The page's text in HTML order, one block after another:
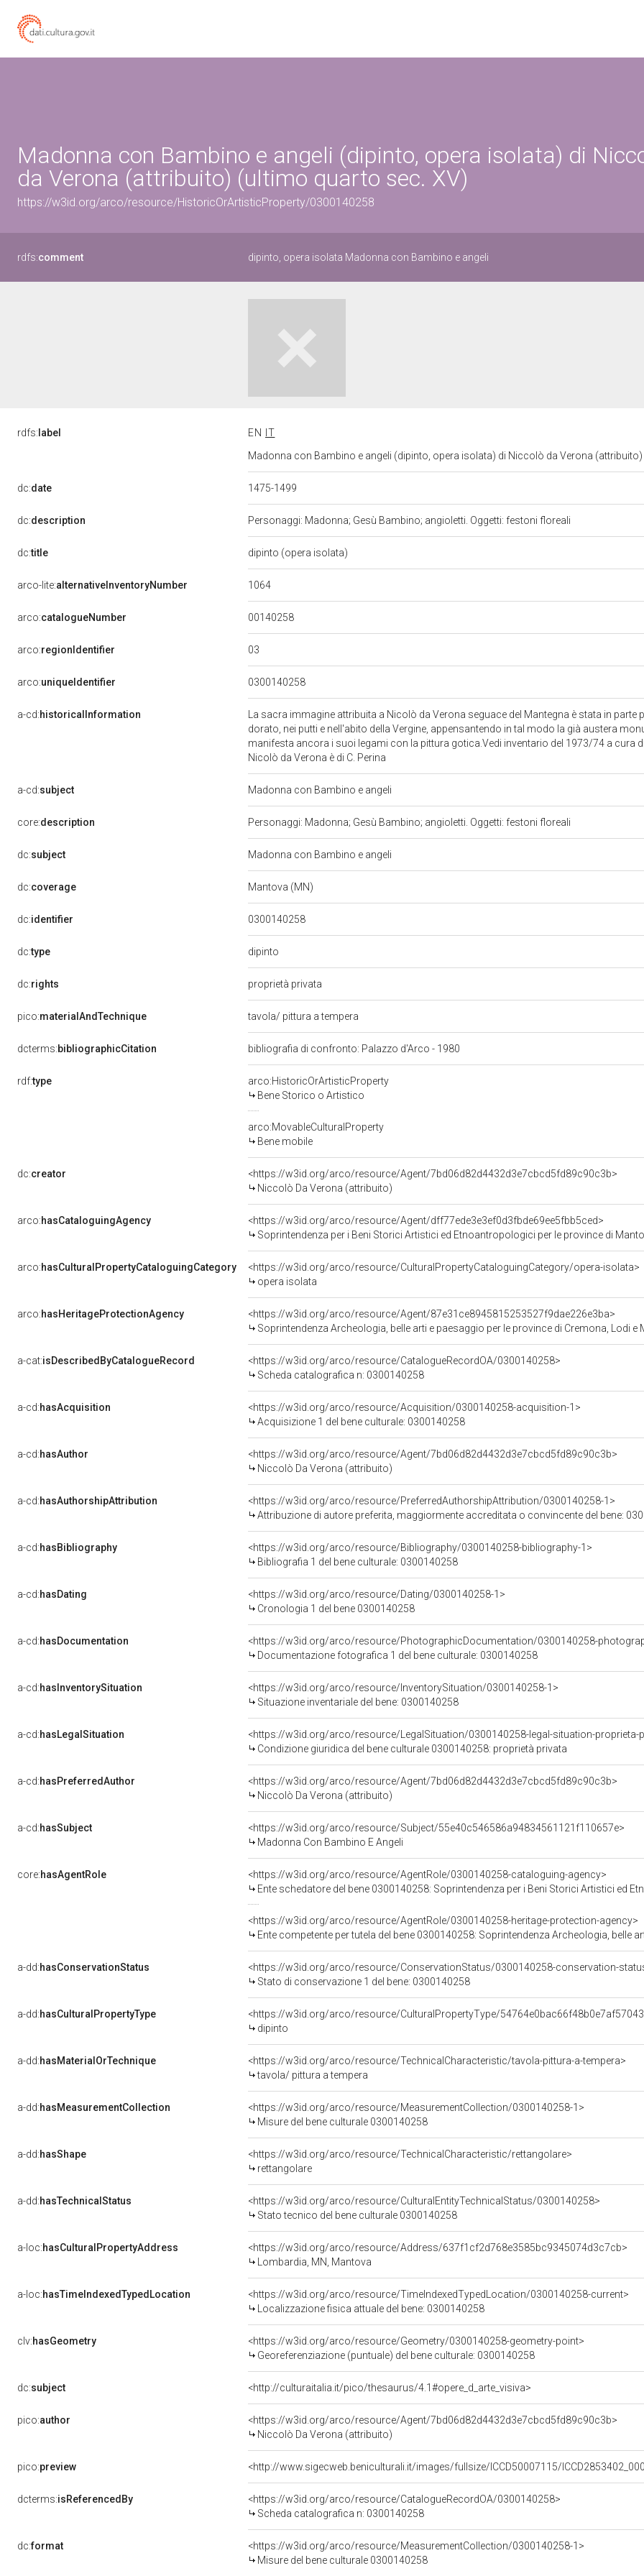
Madonna con Bambino e angeli (dipinto, opera isolata) di
da Verona (attribuito) (ultimo quarto sec. XV)
https://w3id.org/arco/resource/HistoricOrArtisticProperty/0300140258
rdfs:comment dipinto, opera isolata Madonna con Bambino e angeli
rdfs: label EN
IT
Madonna con Bambino e angeli (dipinto, opera isolata) di Niccolò da Verona
dc:date 1475-1499
dc:description Personaggi: Madonna; Gesù Bambino; angioletti. Oggetti: festoni floreali
dc:title dipinto (opera isolata)
arco-lite:alternativeInventoryNumber 1064
arco:catalogueNumber 00140258
arco:regionIdentifier 03
arco:uniqueIdentifier 0300140258
a-cd:historicalInformation
La sacra immagine attribuita a Nicolò da Verona seguace del Mantegna è stata in parte
dorato, nei putti e nell'abito della Vergine, appensantendo in tal modo la già austera
manifesta ancora i suoi legami con la pittura gotica.Vedi inventario del 1973/74 a cura
Nicolò da Verona è di C. Perina
a-cd:subject Madonna con Bambino e angeli
core:description Personaggi: Madonna; Gesù Bambino; angioletti. Oggetti: festoni floreali
dc:subject Madonna con Bambino e angeli
dc:coverage Mantova (MN)
dc:identifier 0300140258
dc:type dipinto
dc:rights proprietà privata
pico:materialAndTechnique tavola/ pittura a tempera
dcterms:bibliographicCitation bibliografia di confronto: Palazzo d'Arco - 1980
rdf:type
arco:HistoricOrArtisticProperty
Bene Storico o Artistico
arco:MovableCulturalProperty
Bene mobile
dc:creator
<https://w3id.org/arco/resource/Agent/7bd06d82d4432d3e7cbcd5fd89c90c3b>
Niccolò Da Verona (attribuito)
arco:hasCataloguingAgency
<https://w3id.org/arco/resource/Agent/dff77ede3e3ef0d3fbde69ee5fbb5ced>
Soprintendenza per i Beni Storici Artistici ed Etnoantropologici per le province di
arco:hasCulturalPropertyCataloguingCategory
<https://w3id.org/arco/resource/CulturalPropertyCataloguingCategory/opera-isolata>
opera isolata
arco:hasHeritageProtectionAgency
<https://w3id.org/arco/resource/Agent/87e31ce8945815253527f9dae226e3ba>
Soprintendenza Archeologia, belle arti e paesaggio per le province di Cremona, Lodi e
a-cat:isDescribedByCatalogueRecord
<https://w3id.org/arco/resource/CatalogueRecordOA/0300140258>
Scheda catalografica n: 0300140258
a-cd:hasAcquisition
<https://w3id.org/arco/resource/Acquisition/0300140258-acquisition-1>
Acquisizione 1 del bene culturale: 0300140258
a-cd:hasAuthor
<https://w3id.org/arco/resource/Agent/7bd06d82d4432d3e7cbcd5fd89c90c3b>
Niccolò Da Verona (attribuito)
a-cd:hasAuthorshipAttribution
<https://w3id.org/arco/resource/PreferredAuthorshipAttribution/0300140258-1>
Attribuzione di autore preferita, maggiormente accreditata o convincente del bene:
a-cd:hasBibliography
<https://w3id.org/arco/resource/Bibliography/0300140258-bibliography-1>
Bibliografia 1 del bene culturale: 0300140258
a-cd:hasDating
<https://w3id.org/arco/resource/Dating/0300140258-1>
Cronologia 1 del bene 0300140258
a-cd:hasDocumentation
<https://w3id.org/arco/resource/PhotographicDocumentation/0300140258-
Documentazione fotografica 1 del bene culturale: 0300140258
a-cd:hasInventorySituation
<https://w3id.org/arco/resource/InventorySituation/0300140258-1>
Situazione inventariale del bene: 0300140258
a-cd:hasLegalSituation
<https://w3id.org/arco/resource/LegalSituation/0300140258-legal-situation-proprieta-
Condizione giuridica del bene culturale 0300140258: proprietà privata
a-cd:hasPreferredAuthor
<https://w3id.org/arco/resource/Agent/7bd06d82d4432d3e7cbcd5fd89c90c3b>
Niccolò Da Verona (attribuito)
a-cd:hasSubject
<https://w3id.org/arco/resource/Subject/55e40c546586a94834561121f110657e>
Madonna Con Bambino E Angeli
core:hasAgentRole
<https://w3id.org/arco/resource/AgentRole/0300140258-cataloguing-agency>
Ente schedatore del bene 0300140258: Soprintendenza per i Beni Storici Artistici ed
<https://w3id.org/arco/resource/AgentRole/0300140258-heritage-protection-agency>
Ente competente per tutela del bene 0300140258: Soprintendenza Archeologia, belle
a-dd:hasConservationStatus
<https://w3id.org/arco/resource/ConservationStatus/0300140258-conservation-
Stato di conservazione 1 del bene: 0300140258
a-dd:hasCulturalPropertyType
<https://w3id.org/arco/resource/CulturalPropertyType/
dipinto
a-dd:hasMaterialOrTechnique
<https://w3id.org/arco/resource/TechnicalCharacteristic/tavola-pittura-a-tempera>
tavola/ pittura a tempera
a-dd:hasMeasurementCollection
<https://w3id.org/arco/resource/MeasurementCollection/0300140258-1>
Misure del bene culturale 0300140258
a-dd:hasShape
<https://w3id.org/arco/resource/TechnicalCharacteristic/rettangolare>
rettangolare
a-dd:hasTechnicalStatus
<https://w3id.org/arco/resource/CulturalEntityTechnicalStatus/0300140258>
Stato tecnico del bene culturale 0300140258
a-loc:hasCulturalPropertyAddress
<https://w3id.org/arco/resource/Address/637f1cf2d768e3585bc9345074d3c7cb>
Lombardia, MN, Mantova
a-loc:hasTimeIndexedTypedLocation
<https://w3id.org/arco/resource/TimeIndexedTypedLocation/0300140258-current>
Localizzazione fisica attuale del bene: 0300140258
clv:hasGeometry
<https://w3id.org/arco/resource/Geometry/0300140258-geometry-point>
Georeferenziazione (puntuale) del bene culturale: 0300140258
dc:subject <http://culturaitalia.it/pico/thesaurus/4.1#opere_d_arte_visiva>
pico:author
<https://w3id.org/arco/resource/Agent/7bd06d82d4432d3e7cbcd5fd89c90c3b>
Niccolò Da Verona (attribuito)
pico:preview <http://www.sigecweb.beniculturali.it/images/fullsize/ICCD50007115/
dcterms:isReferencedBy
<https://w3id.org/arco/resource/CatalogueRecordOA/0300140258>
Scheda catalografica n: 0300140258
dc:format
<https://w3id.org/arco/resource/MeasurementCollection/0300140258-1>
Misure del bene culturale 0300140258